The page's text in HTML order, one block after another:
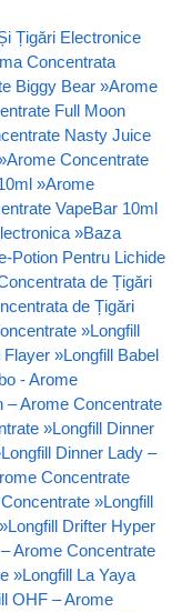
Țigări Electronice
Concentrata
Biggy Bear »Arome
Full Moon
Nasty Juice
Arome Concentrate
»Arome
VapeBar 10ml
»Baza
Potion Pentru Lichide
de Țigări
de Țigări
»Longfill
Flayer »Longfill Babel
- Arome
– Arome Concentrate
»Longfill Dinner
Longfill Dinner Lady –
Concentrate
»Longfill
»Longfill Drifter Hyper
Arome Concentrate
»Longfill La Yaya
OHF – Arome